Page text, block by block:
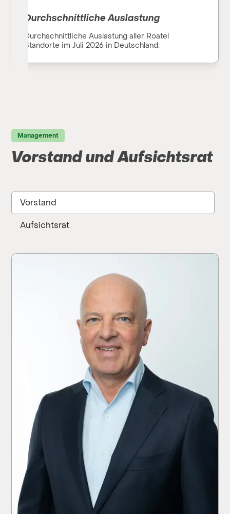
Durchschnittliche Auslastung
Durchschnittliche Auslastung aller Roatel
Standorte im Juli 2026 in Deutschland.
Management
Vorstand und Aufsichtsrat
Vorstand
Aufsichtsrat